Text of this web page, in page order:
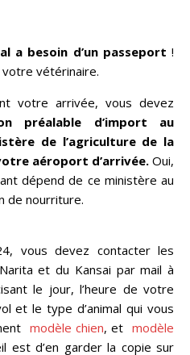
a besoin d’un passeport !
vétérinaire.
votre arrivée, vous devez
préalable d’import au
de l’agriculture de la
aéroport d’arrivée. Oui,
dépend de ce ministère au
de nourriture.
vous devez contacter les
et du Kansai par mail à
le jour, l’heure de votre
et le type d’animal qui vous
modèle chien, etmodèle
est d’en garder la copie sur